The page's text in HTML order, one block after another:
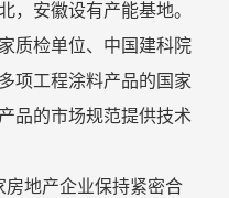
，安徽设有产能基地。
质检单位、中国建科院
项工程涂料产品的国家
品的市场规范提供技术
房地产企业保持紧密合